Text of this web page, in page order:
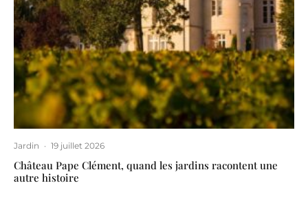
Jardin · 19 juillet 2026
Château Pape Clément, quand les jardins racontent une
autre histoire